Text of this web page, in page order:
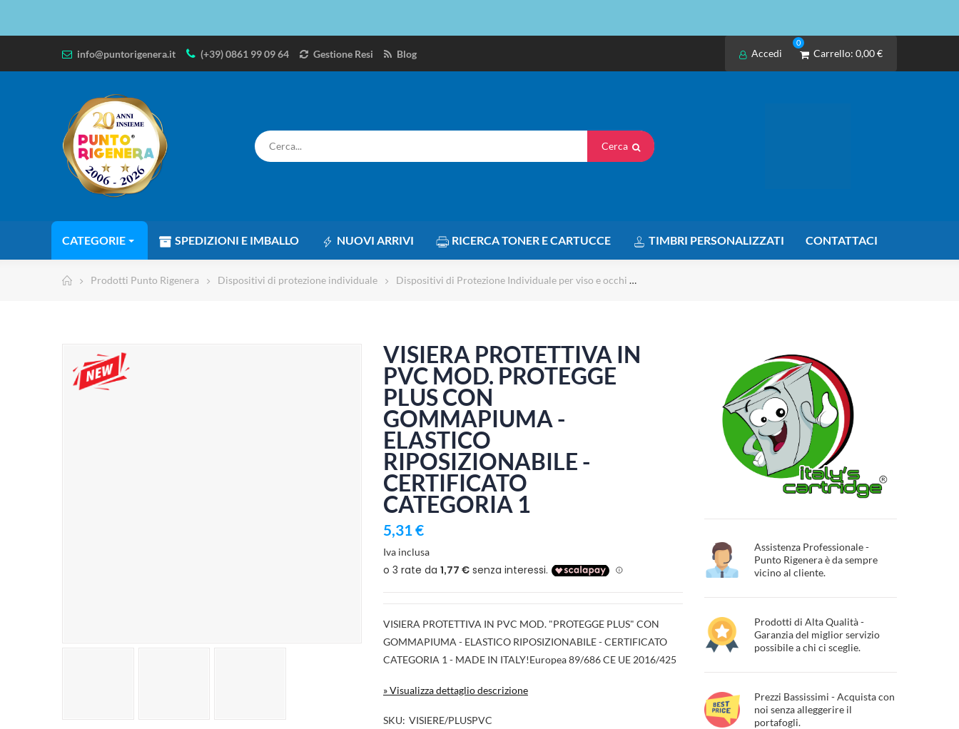
info@puntorigenera.it (+39) 0861 99 09 64 Gestione Resi Blog Accedi
0
Carrello: 0,00 €
Cerca
CATEGORIE SPEDIZIONI E IMBALLO NUOVI ARRIVI RICERCA TONER E CARTUCCE TIMBRI PERSONALIZZATI CONTATTACI
Prodotti Punto Rigenera Dispositivi di protezione individuale Dispositivi di Protezione Individuale per viso e occhi
VISIERA PROTETTIVA IN
PVC MOD. PROTEGGE
PLUS CON
GOMMAPIUMA -
ELASTICO
RIPOSIZIONABILE -
CERTIFICATO
CATEGORIA 1
5,31 €
Iva inclusa
VISIERA PROTETTIVA IN PVC MOD. "PROTEGGE PLUS" CON
GOMMAPIUMA - ELASTICO RIPOSIZIONABILE - CERTIFICATO
CATEGORIA 1 - MADE IN ITALY!Europea 89/686 CE UE 2016/425
» Visualizza dettaglio descrizione
SKU VISIERE/PLUSPVC
Assistenza Professionale -
Punto Rigenera è da sempre
vicino al cliente.
Prodotti di Alta Qualità -
Garanzia del miglior servizio
possibile a chi ci sceglie.
Prezzi Bassissimi - Acquista con
noi senza alleggerire il
portafogli.